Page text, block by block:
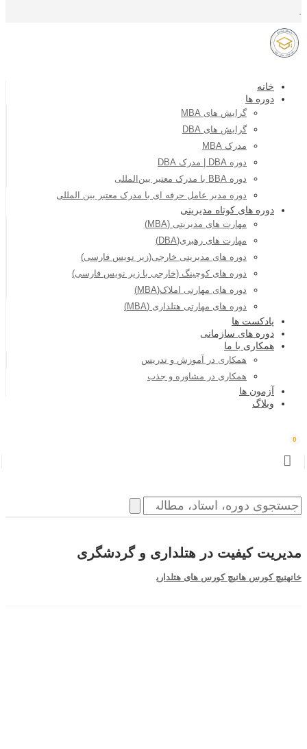
خانه
دوره ها
گرایش های MBA
گرایش های DBA
مدرک MBA
دوره DBA | مدرک DBA
دوره BBA با مدرک معتبر بین‌المللی
دوره مدیر عامل حرفه ای با مدرک معتبر بین المللی
دوره های کوتاه مدیریتی
مهارت های مدیریتی (MBA)
مهارت های رهبری(DBA)
دوره های مدیریتی خارجی(زیر نویس فارسی)
دوره های کوچینگ (خارجی با زیر نویس فارسی)
دوره های مهارتی املاک(MBA)
دوره های مهارتی هتلداری (MBA)
پادکست ها
دوره های سازمانی
همکاری با ما
همکاری در آموزش و تدریس
همکاری در مشاوره و جذب
آزمون ها
وبلاگ
0
مدیریت کیفیت در هتلداری و گردشگری
خانهنیچ کورس هانیچ کورس های هتلداری